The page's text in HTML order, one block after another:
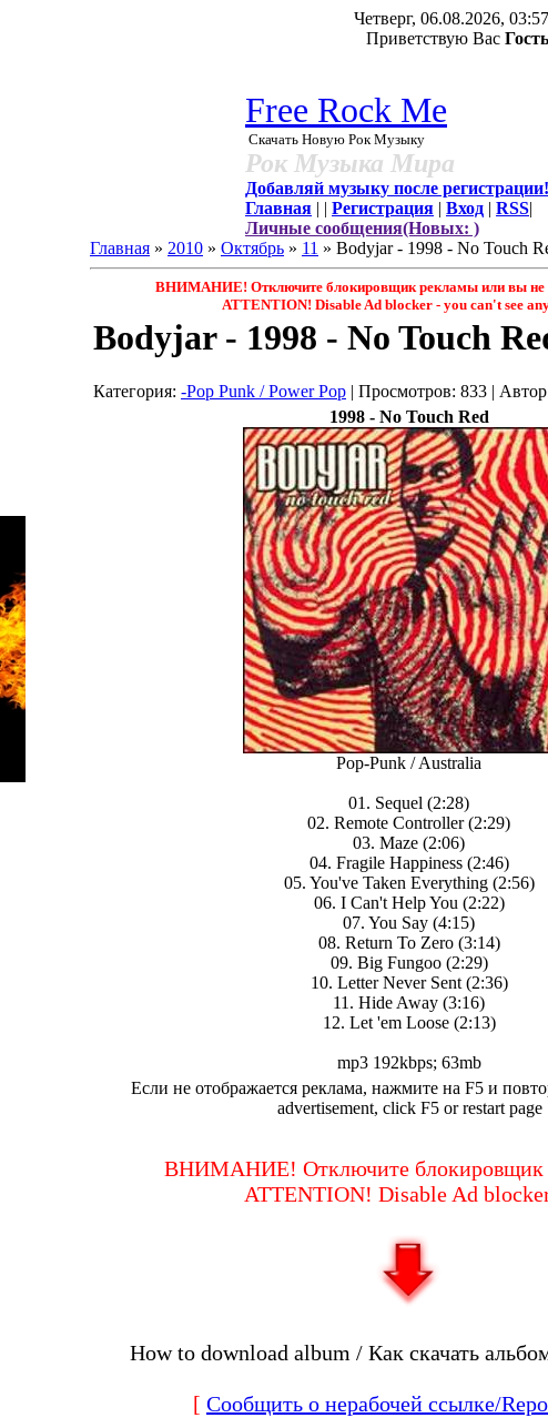
Четверг, 06.08.2026, 03:57
Приветствую Вас Гость
Free Rock Me
Скачать Новую Рок Музыку
Рок Музыка Мира
Добавляй музыку после регистрации!
Главная | | Регистрация | Вход | RSS|
Личные сообщения(Новых: )
Главная » 2010 » Октябрь » 11 » Bodyjar - 1998 - No Touch
ВНИМАНИЕ! Отключите блокировщик рекламы или вы не
ATTENTION! Disable Ad blocker - you саn't see
Bodyjar - 1998 - No Touch
Категория: -Pop Punk / Power Pop | Просмотров: 833 | Автор
1998 - No Touch Red
Pop-Punk / Australia
01. Sequel (2:28)
02. Remote Controller (2:29)
03. Maze (2:06)
04. Fragile Happiness (2:46)
05. You've Taken Everything (2:56)
06. I Can't Help You (2:22)
07. You Say (4:15)
08. Return To Zero (3:14)
09. Big Fungoo (2:29)
10. Letter Never Sent (2:36)
11. Hide Away (3:16)
12. Let 'em Loose (2:13)
mp3 192kbps; 63mb
Если не отображается реклама, нажмите на F5 и
advertisement, click F5 or restart page
ВНИМАНИЕ! Отключите блокировщик
ATTENTION! Disable Ad
How to download album / Как скачать
[ Сообщить о нерабочей ссылке/